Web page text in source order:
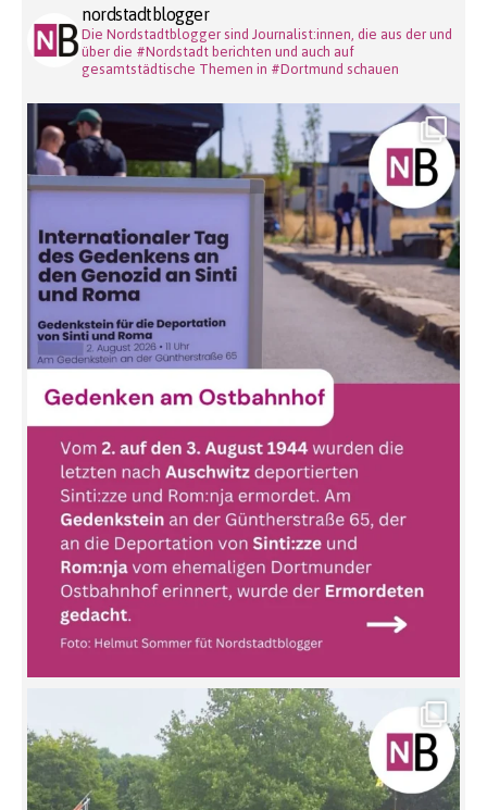
nordstadtblogger
Die Nordstadtblogger sind Journalist:innen, die aus der und
über die #Nordstadt berichten und auch auf
gesamtstädtische Themen in #Dortmund schauen